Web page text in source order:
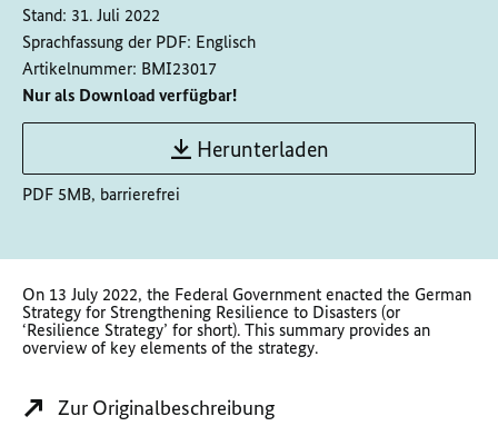
Stand: 31. Juli 2022
Sprachfassung der PDF: Englisch
Artikelnummer: BMI23017
Nur als Download verfügbar!
Herunterladen
PDF 5MB, barrierefrei
On 13 July 2022, the Federal Government enacted the German
Strategy for Strengthening Resilience to Disasters (or
‘Resilience Strategy’ for short). This summary provides an
overview of key elements of the strategy.
Zur Originalbeschreibung